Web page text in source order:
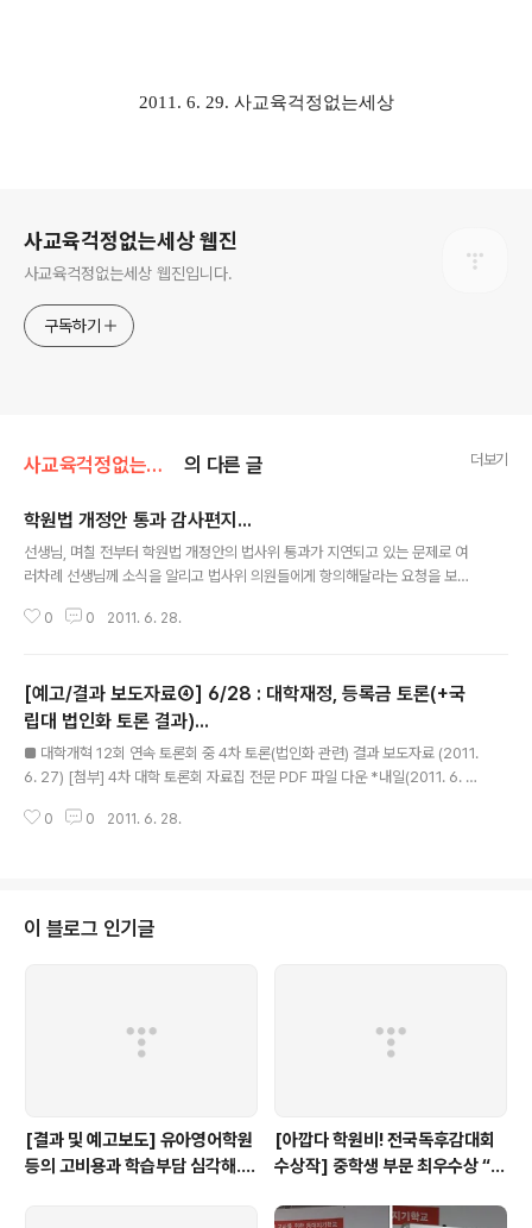
2011. 6. 29. 사교육걱정없는세상
사교육걱정없는세상 웹진
사교육걱정없는세상 웹진입니다.
구독하기
사교육걱정없는세상/[보도자료]우덜소식 의 다른 글 더보기
학원법 개정안 통과 감사편지...
선생님, 며칠 전부터 학원법 개정안의 법사위 통과가 지연되고 있는 문제로 여
러차례 선생님께 소식을 알리고 법사위 의원들에게 항의해달라는 요청을 보내
다! 선생님을 비롯 우리 회원 여러분들께서 의원들 홈페이지를 일일이 방문하여
되어 있는지조차도 잘 알지 못하고 지금 학원법에 어떤 문제가 있는지 무엇이
미흡한지 알지 못하지요. 더군다나 안다고 하더라도 의원들을 상대로 집단적인
활동을 하는 것은 더 어려운 일입니다. 그런데 이번에 참 많은 분들이 소식을 듣
자마자 여러 통로로 의사를 전달..
0 0 2011. 6. 28.
[예고/결과 보도자료④] 6/28 : 대학재정, 등록금 토론(+국
립대 법인화 토론 결과)...
■ 대학개혁 12회 연속 토론회 중 4차 토론(법인화 관련) 결과 보도자료 (2011.
6. 27) [첨부] 4차 대학 토론회 자료집 전문 PDF 파일 다운 *내일(2011. 6. 2
서 자세한 일정을 확인하시기 바랍니다. ‘법인화’는 국립대 문제의 해결책이 될
의 이사회 구조는 총장과 이사회의 권력화, 관료화로 귀결될 가능성이 높음. ▲
정부의 대책에도 불구하고 일본에서 이미 확인된 국립대학 예산축소, ..
0 0 2011. 6. 28.
이 블로그 인기글
[결과 및 예고보도] 유아영어학원
등의 고비용과 학습부담 심각해..
[아깝다 학원비! 전국독후감대회
수상작] 중학생 부문 최우수상 “학